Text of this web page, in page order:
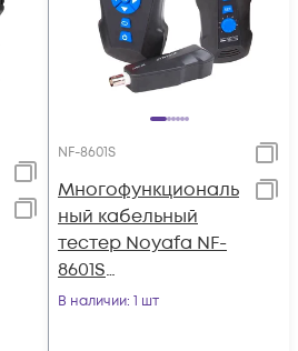
NF-8601S
Многофункциональ
ный кабельный
тестер Noyafa NF-
8601S
(Русифицированно
В наличии: 1 шт